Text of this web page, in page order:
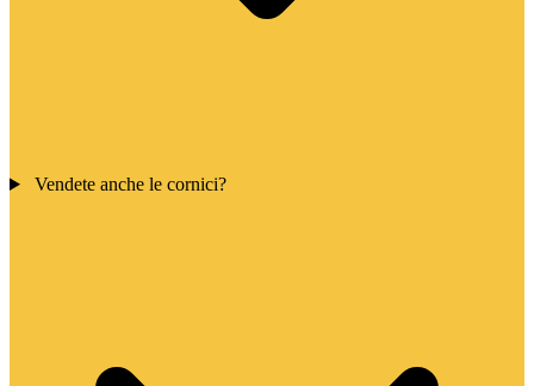
Vendete anche le cornici?